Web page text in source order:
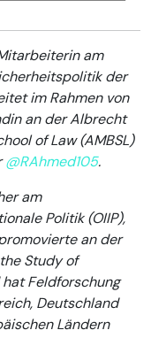
am
der
im Rahmen von
an der Albrecht
of Law (AMBSL)
@RAhmed105.
am
Politik (OIIP),
an der
Study of
Feldforschung
Deutschland
Ländern